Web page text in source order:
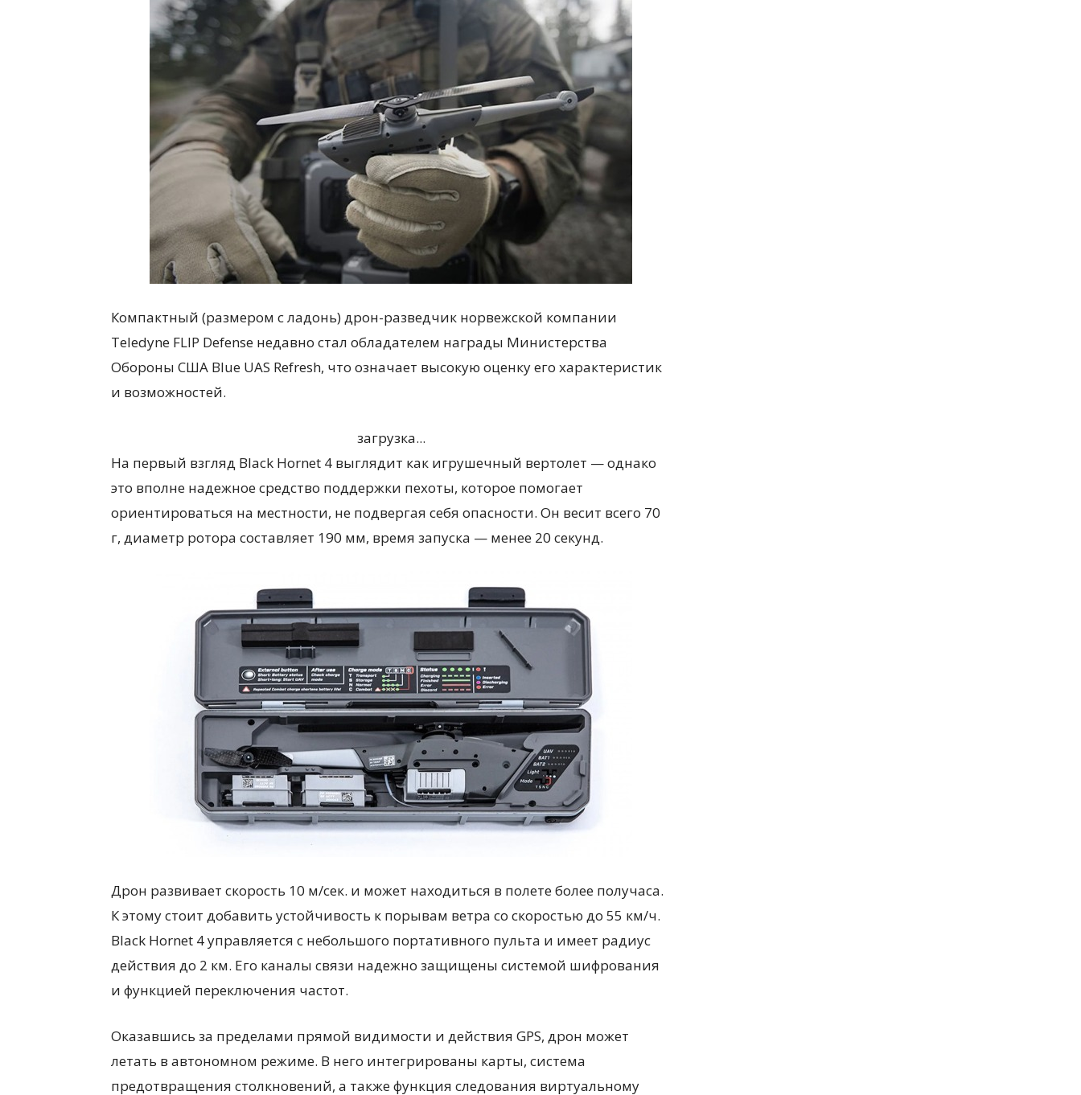
Компактный (размером с ладонь) дрон-разведчик норвежской компании
Teledyne FLIP Defense недавно стал обладателем награды Министерства
Обороны США Blue UAS Refresh, что означает высокую оценку его характеристик
и возможностей.
загрузка...
На первый взгляд Black Hornet 4 выглядит как игрушечный вертолет — однако
это вполне надежное средство поддержки пехоты, которое помогает
ориентироваться на местности, не подвергая себя опасности. Он весит всего 70
г, диаметр ротора составляет 190 мм, время запуска — менее 20 секунд.
Дрон развивает скорость 10 м/сек. и может находиться в полете более получаса.
К этому стоит добавить устойчивость к порывам ветра со скоростью до 55 км/ч.
Black Hornet 4 управляется с небольшого портативного пульта и имеет радиус
действия до 2 км. Его каналы связи надежно защищены системой шифрования
и функцией переключения частот.
Оказавшись за пределами прямой видимости и действия GPS, дрон может
летать в автономном режиме. В него интегрированы карты, система
предотвращения столкновений, а также функция следования виртуальному